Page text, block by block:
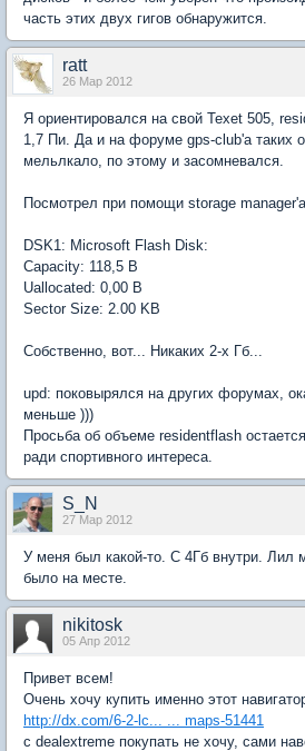
часть этих двух гигов обнаружится.
ratt
26 Мар 2012
Я ориентировался на свой Texet 505,
1,7 Пи. Да и на форуме gps-club'а таких
мельлкало, по этому и засомневался.
Посмотрел при помощи storage
DSK1: Microsoft Flash Disk:
Capacity: 118,5 B
Uallocated: 0,00 B
Sector Size: 2.00 KB
Собственно, вот... Никаких 2-x Гб...
upd: поковырялся на других форумах,
меньше )))
Просьба об объеме residentflash
ради спортивного интереса.
S_N
27 Мар 2012
У меня был какой-то. С 4Гб внутри.
было на месте.
nikitosk
05 Апр 2012
Привет всем!
Очень хочу купить именно этот
http://dx.com/6-2-lc... ... maps-51441
с dealextreme покупать не хочу, сами